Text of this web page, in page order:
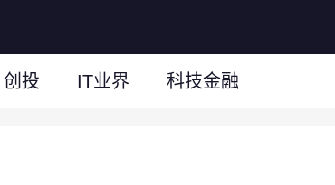
创投 IT业界 科技金融